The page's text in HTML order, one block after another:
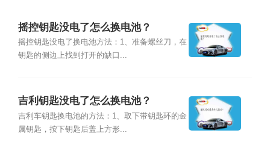
摇控钥匙没电了怎么换电池？
摇控钥匙没电了换电池方法：1、准备螺丝刀，在
钥匙的侧边上找到打开的缺口...
吉利钥匙没电了怎么换电池？
吉利车钥匙换电池的方法：1、取下带钥匙环的金
属钥匙，按下钥匙后盖上方形...